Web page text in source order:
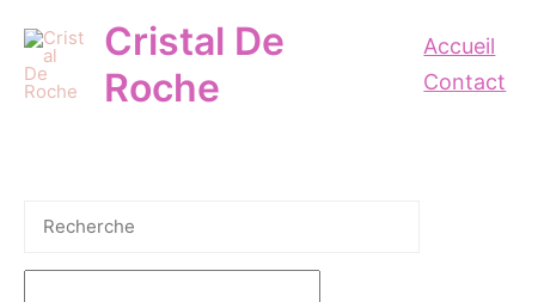
contenu
Cristal De
Roche
Accueil
Contact